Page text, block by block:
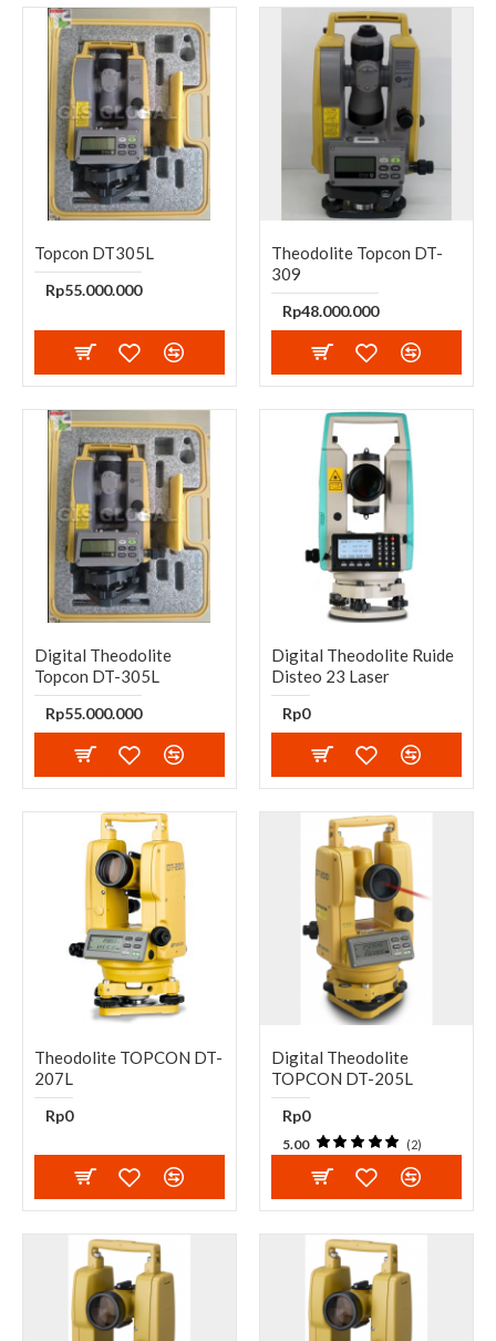
Topcon DT305L
Rp55.000.000
Theodolite Topcon DT-
309
Rp48.000.000
Digital Theodolite
Topcon DT-305L
Rp55.000.000
Digital Theodolite Ruide
Disteo 23 Laser
Rp0
Theodolite TOPCON DT-
207L
Rp0
Digital Theodolite
TOPCON DT-205L
Rp0
5.00 (2)